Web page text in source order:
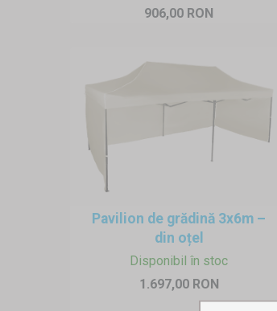
Depozitarea
906,00 RON
Pavilion de grădină 3x6m –
din oțel
Disponibil în stoc
1.697,00 RON